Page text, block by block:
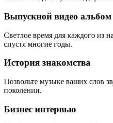
Выпускной видео альбом
Светлое время для каждого из
спустя многие годы.
История знакомства
Позвольте музыке ваших слов
поколении.
Бизнес интервью